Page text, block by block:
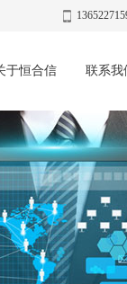
于恒合信 联系我